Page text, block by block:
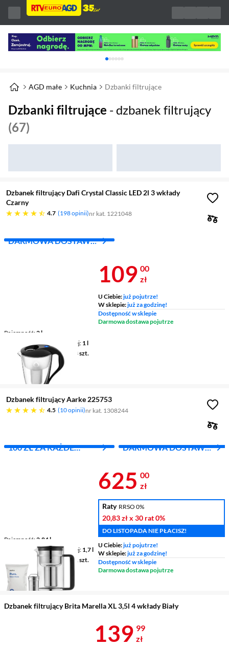
Karuzela z banerami, aktualny element 1 z
AGD małe Kuchnia Dzbanki filtrujące
Dzbanki filtrujące - dzbanek filtrujący
(67)
Dzbanek filtrujący Dafi Crystal Classic LED 2l 3 wkłady
Czarny
4.7
4.7 gwiazdek 198 opinii nr kat. 1221048
DARMOWA DOSTAWA
Pojemność 2 l
Pojemność wody filtrowanej 1 l
Ilość wkładów w zestawie
3 szt.
Wskaźnik wymiany wkładu
elektroniczny
Cena 109 zł
109 00
zł
U Ciebie:już pojutrze!
W sklepie:już za godzinę!
Dostępność w sklepie
Darmowa dostawa pojutrze
Dzbanek filtrujący Aarke 225753
4.5
4.5 gwiazdek 10 opinii nr kat. 1308244
100 ZŁ ZA KAŻDE
DARMOWA DOSTAWA
Pojemność 2,84 l
Pojemność wody filtrowanej 1,7 l
Ilość wkładów w zestawie
1 szt.
Wskaźnik wymiany wkładu
ręczny
Cena 625 zł
625 00
zł
Raty RRSO 0%
20,83 złx 30 rat0%
DO LISTOPADA NIE PŁACISZ!
U Ciebie:już pojutrze!
W sklepie:już za godzinę!
Dostępność w sklepie
Darmowa dostawa pojutrze
Dzbanek filtrujący Brita Marella XL 3,5l 4 wkłady Biały
Cena 139,99
139 99
zł